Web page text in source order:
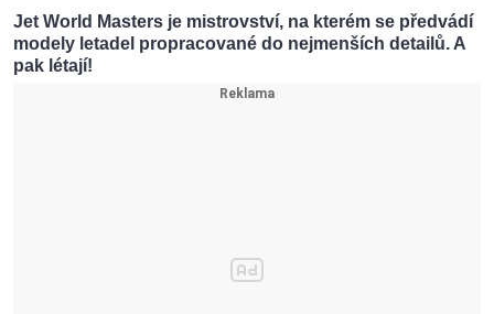
Jet World Masters je mistrovství, na kterém se předvádí
modely letadel propracované do nejmenších detailů. A
pak létají!